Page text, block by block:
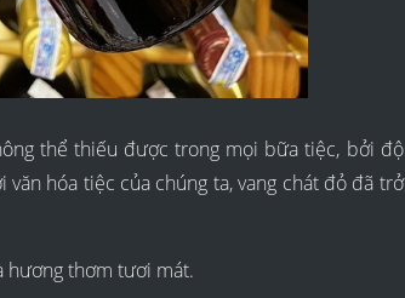
thể thiếu được trong mọi bữa tiệc, bởi độ
hóa tiệc của chúng ta, vang chát đỏ đã trở
hương thơm tươi mát.